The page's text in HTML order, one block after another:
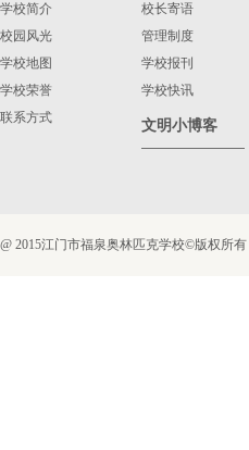
学校简介
校园风光
学校地图
学校荣誉
联系方式
校长寄语
管理制度
学校报刊
学校快讯
文明小博客
@ 2015江门市福泉奥林匹克学校©版权所有